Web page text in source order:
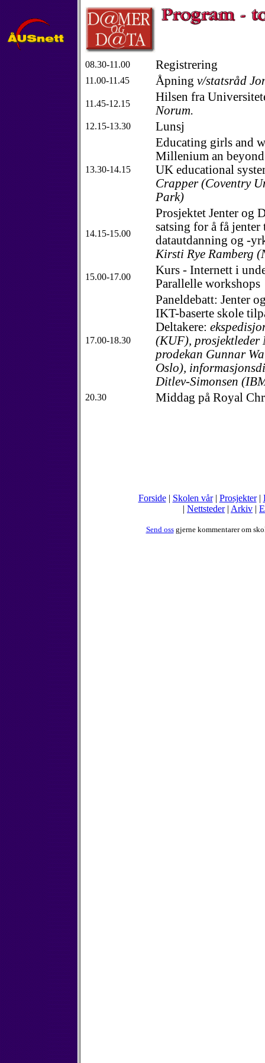
08.30-11.00 Registrering
11.00-11.45 Åpning v/statsråd
11.45-12.15
Hilsen fra
Norum.
12.15-13.30 Lunsj
13.30-14.15
Educating girls and
Millenium an
UK educational
Crapper (Coventry
Park)
14.15-15.00
Prosjektet Jenter og
satsing for å få jenter
datautdanning og -
Kirsti Rye Ramberg
15.00-17.00
Kurs - Internett i
Parallelle workshops
17.00-18.30
Paneldebatt: Jenter
IKT-baserte skole
Deltakere:
(KUF), prosjektleder
prodekan Gunnar
Oslo),
Ditlev-Simonsen
20.30 Middag på Royal
Forside| Skolen vår| Prosjekter|
| Nettsteder| Arkiv |
Send ossgjerne kommentarer om